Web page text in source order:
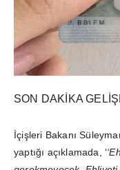
SON DAKİKA
İçişleri Bakanı
yaptığı açıklamada, ‘